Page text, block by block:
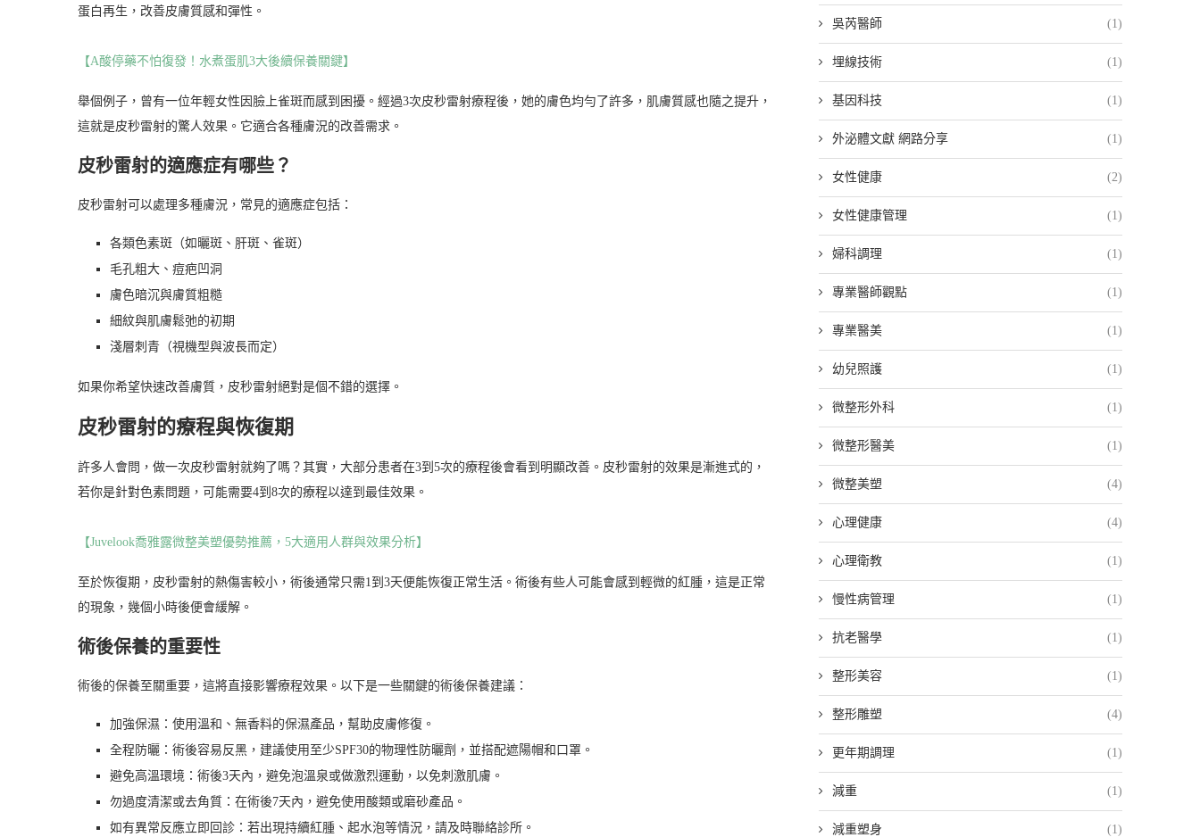
蛋白再生，改善皮膚質感和彈性。
【A酸停藥不怕復發！水煮蛋肌3大後續保養關鍵】
舉個例子，曾有一位年輕女性因臉上雀斑而感到困擾。經過3次皮秒雷射療程後，她的膚色均勻了許多，肌膚質感也隨之提升，
這就是皮秒雷射的驚人效果。它適合各種膚況的改善需求。
皮秒雷射的適應症有哪些？
皮秒雷射可以處理多種膚況，常見的適應症包括：
各類色素斑（如曬斑、肝斑、雀斑）
毛孔粗大、痘疤凹洞
膚色暗沉與膚質粗糙
細紋與肌膚鬆弛的初期
淺層刺青（視機型與波長而定）
如果你希望快速改善膚質，皮秒雷射絕對是個不錯的選擇。
皮秒雷射的療程與恢復期
許多人會問，做一次皮秒雷射就夠了嗎？其實，大部分患者在3到5次的療程後會看到明顯改善。皮秒雷射的效果是漸進式的，
若你是針對色素問題，可能需要4到8次的療程以達到最佳效果。
【Juvelook喬雅露微整美塑優勢推薦，5大適用人群與效果分析】
至於恢復期，皮秒雷射的熱傷害較小，術後通常只需1到3天便能恢復正常生活。術後有些人可能會感到輕微的紅腫，這是正常
的現象，幾個小時後便會緩解。
術後保養的重要性
術後的保養至關重要，這將直接影響療程效果。以下是一些關鍵的術後保養建議：
加強保濕：使用溫和、無香料的保濕產品，幫助皮膚修復。
全程防曬：術後容易反黑，建議使用至少SPF30的物理性防曬劑，並搭配遮陽帽和口罩。
避免高溫環境：術後3天內，避免泡溫泉或做激烈運動，以免刺激肌膚。
勿過度清潔或去角質：在術後7天內，避免使用酸類或磨砂產品。
如有異常反應立即回診：若出現持續紅腫、起水泡等情況，請及時聯絡診所。
吳芮醫師 (1)
埋線技術 (1)
基因科技 (1)
外泌體文獻 網路分享 (1)
女性健康 (2)
女性健康管理 (1)
婦科調理 (1)
專業醫師觀點 (1)
專業醫美 (1)
幼兒照護 (1)
微整形外科 (1)
微整形醫美 (1)
微整美塑 (4)
心理健康 (4)
心理衛教 (1)
慢性病管理 (1)
抗老醫學 (1)
整形美容 (1)
整形雕塑 (4)
更年期調理 (1)
減重 (1)
減重塑身 (1)